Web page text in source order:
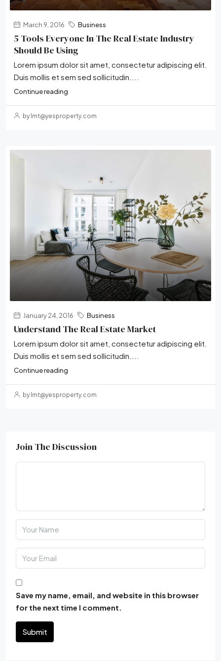
March 9, 2016 Business
5 Tools Everyone In The Real Estate Industry
Should Be Using
Lorem ipsum dolor sit amet, consectetur adipiscing elit.
Duis mollis et sem sed sollicitudin....
Continue reading
by lmt@yesproperty.com
January 24, 2016 Business
Understand The Real Estate Market
Lorem ipsum dolor sit amet, consectetur adipiscing elit.
Duis mollis et sem sed sollicitudin....
Continue reading
by lmt@yesproperty.com
Join The Discussion
Save my name, email, and website in this browser
for the next time I comment.
Submit